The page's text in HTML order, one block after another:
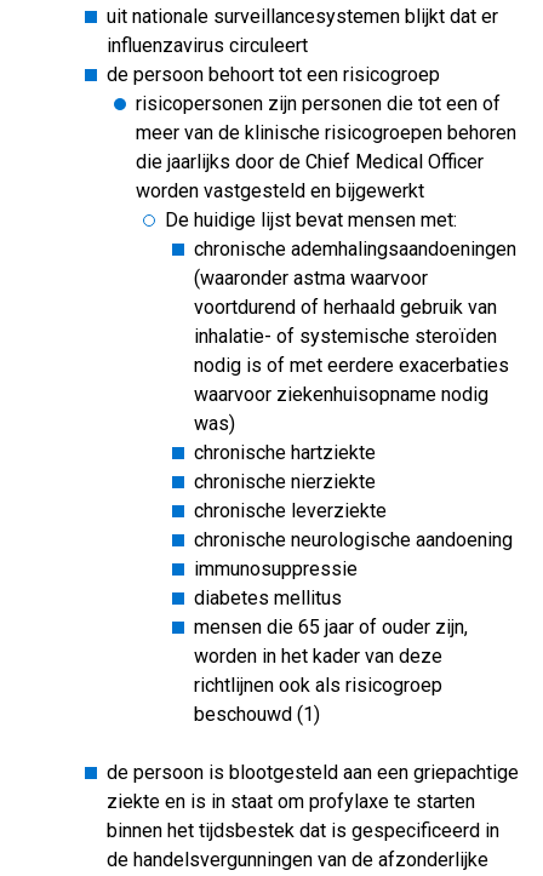
uit nationale surveillancesystemen blijkt dat er
influenzavirus circuleert
de persoon behoort tot een risicogroep
risicopersonen zijn personen die tot een of
meer van de klinische risicogroepen behoren
die jaarlijks door de Chief Medical Officer
worden vastgesteld en bijgewerkt
De huidige lijst bevat mensen met:
chronische ademhalingsaandoeningen
(waaronder astma waarvoor
voortdurend of herhaald gebruik van
inhalatie- of systemische steroïden
nodig is of met eerdere exacerbaties
waarvoor ziekenhuisopname nodig
was)
chronische hartziekte
chronische nierziekte
chronische leverziekte
chronische neurologische aandoening
immunosuppressie
diabetes mellitus
mensen die 65 jaar of ouder zijn,
worden in het kader van deze
richtlijnen ook als risicogroep
beschouwd (1)
de persoon is blootgesteld aan een griepachtige
ziekte en is in staat om profylaxe te starten
binnen het tijdsbestek dat is gespecificeerd in
de handelsvergunningen van de afzonderlijke